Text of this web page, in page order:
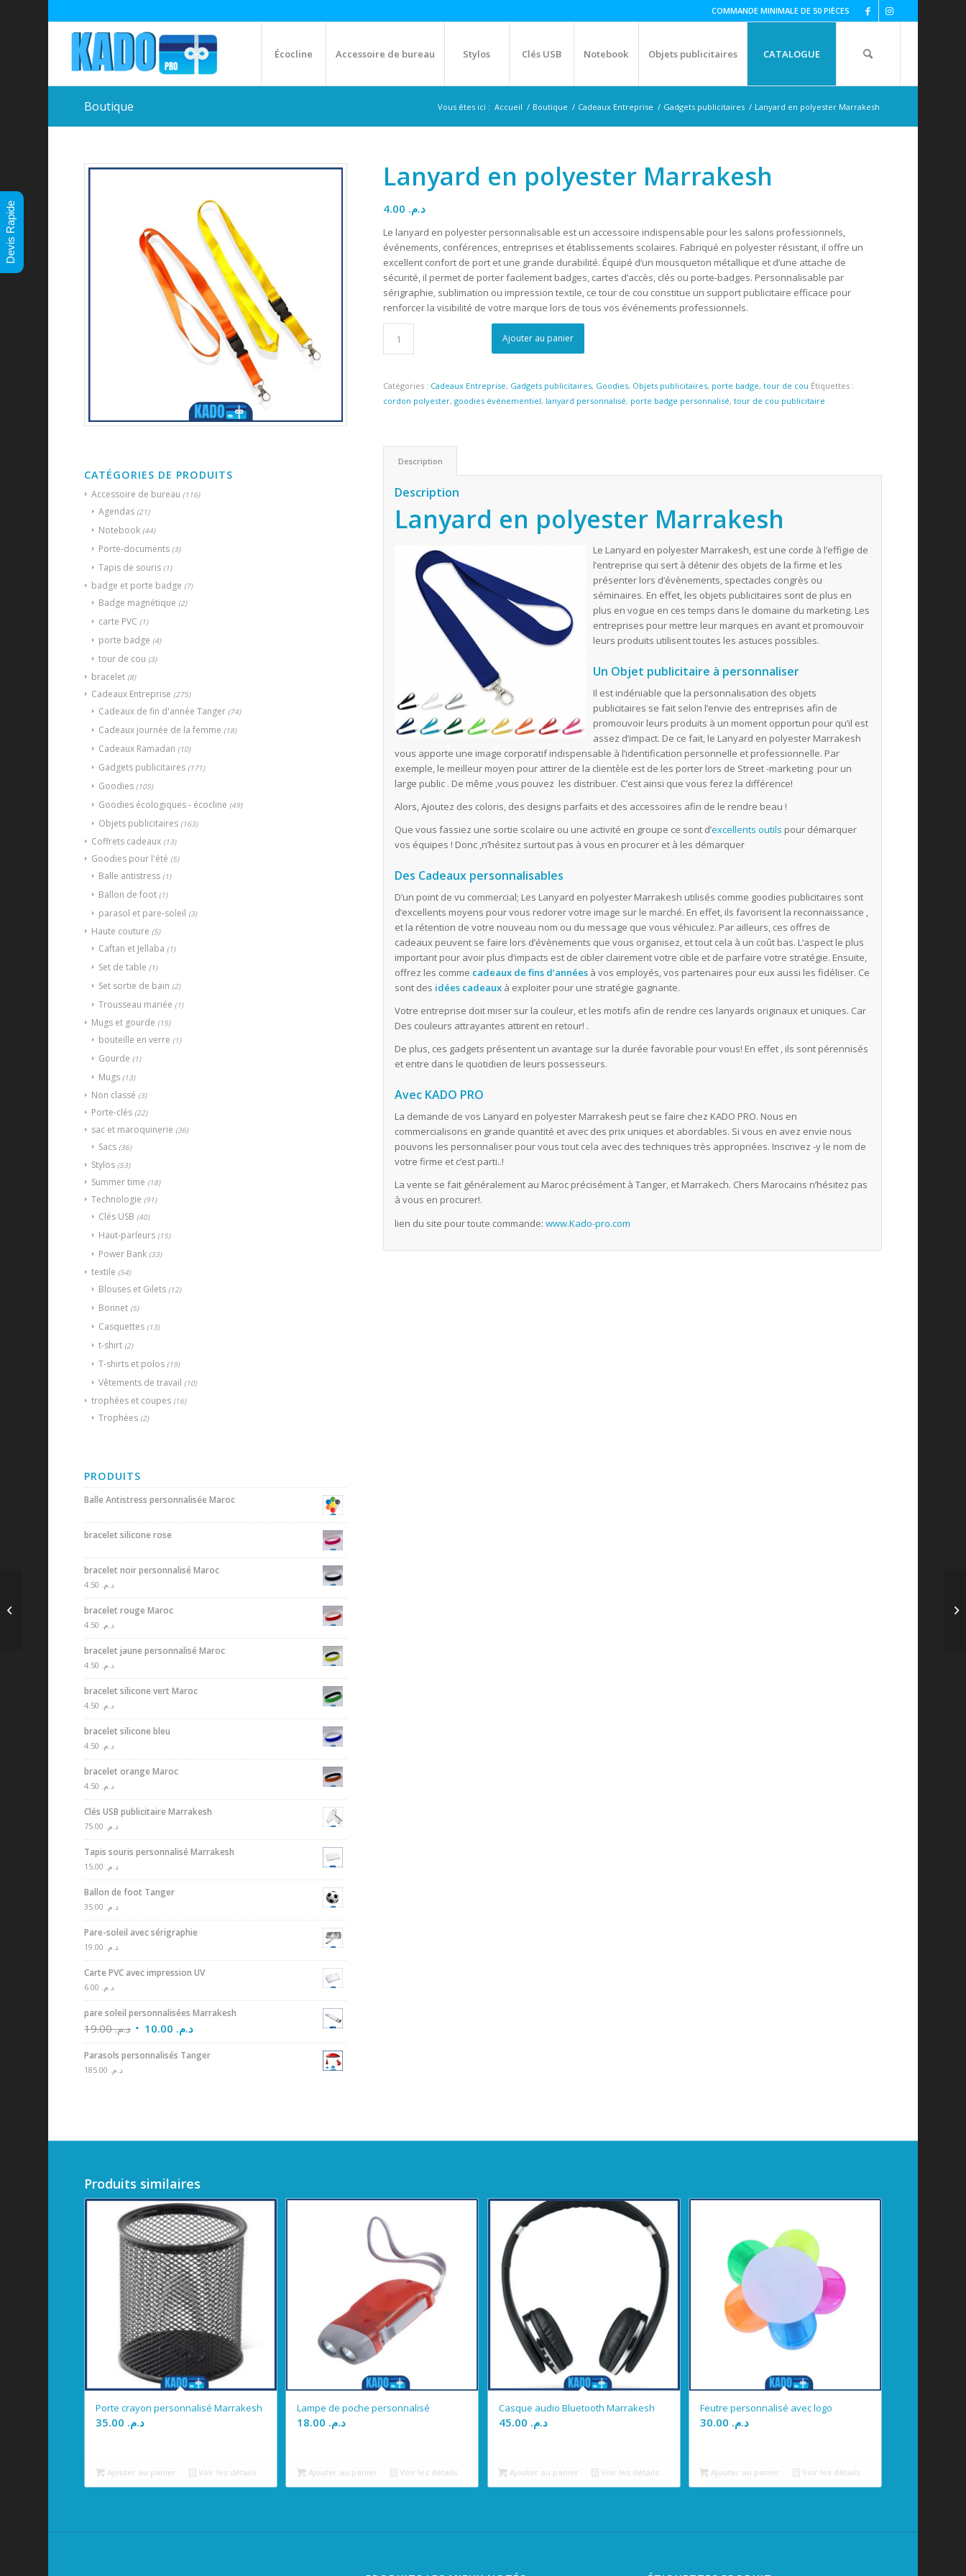
COMMANDE MINIMALE DE 50 PIÈCES
Écocline Accessoire de bureau Stylos Clés USB Notebook Objets publicitaires CATALOGUE
Boutique Vous êtes ici : Accueil / Boutique / Cadeaux Entreprise / Gadgets publicitaires / Lanyard en polyester Marrakesh
CATÉGORIES DE PRODUITS
Accessoire de bureau (116)
Agendas (21)
Notebook (44)
Porte-documents (3)
Tapis de souris (1)
badge et porte badge (7)
Badge magnétique (2)
carte PVC (1)
porte badge (4)
tour de cou (3)
bracelet (8)
Cadeaux Entreprise (275)
Cadeaux de fin d'année Tanger (74)
Cadeaux journée de la femme (18)
Cadeaux Ramadan (10)
Gadgets publicitaires (171)
Goodies (105)
Goodies écologiques - écocline (49)
Objets publicitaires (163)
Coffrets cadeaux (13)
Goodies pour l'été (5)
Balle antistress (1)
Ballon de foot (1)
parasol et pare-soleil (3)
Haute couture (5)
Caftan et Jellaba (1)
Set de table (1)
Set sortie de bain (2)
Trousseau mariée (1)
Mugs et gourde (15)
bouteille en verre (1)
Gourde (1)
Mugs (13)
Non classé (3)
Porte-clés (22)
sac et maroquinerie (36)
Sacs (36)
Stylos (53)
Summer time (18)
Technologie (91)
Clés USB (40)
Haut-parleurs (15)
Power Bank (33)
textile (54)
Blouses et Gilets (12)
Bonnet (5)
Casquettes (13)
t-shirt (2)
T-shirts et polos (19)
Vêtements de travail (10)
trophées et coupes (16)
Trophées (2)
PRODUITS
Balle Antistress personnalisée Maroc
bracelet silicone rose
bracelet noir personnalisé Maroc
د.م.
bracelet rouge Maroc
د.م.
bracelet jaune personnalisé Maroc
د.م.
bracelet silicone vert Maroc
د.م.
bracelet silicone bleu
د.م.
bracelet orange Maroc
د.م.
Clés USB publicitaire Marrakesh
د.م.
Tapis souris personnalisé Marrakesh
د.م.
Ballon de foot Tanger
د.م.
Pare-soleil avec sérigraphie
د.م.
Carte PVC avec impression UV
د.م.
pare soleil personnalisées Marrakesh
د.م.19.00 د.م.
Parasols personnalisés Tanger
د.م.
Lanyard en polyester Marrakesh
د.م.
Le lanyard en polyester personnalisable est un accessoire indispensable pour les salons professionnels,
événements, conférences, entreprises et établissements scolaires. Fabriqué en polyester résistant, il offre un
excellent confort de port et une grande durabilité. Équipé d’un mousqueton métallique et d’une attache de
sécurité, il permet de porter facilement badges, cartes d’accès, clés ou porte-badges. Personnalisable par
sérigraphie, sublimation ou impression textile, ce tour de cou constitue un support publicitaire efficace pour
renforcer la visibilité de votre marque lors de tous vos événements professionnels.
Ajouter au panier
Catégories : Cadeaux Entreprise, Gadgets publicitaires, Goodies, Objets publicitaires, porte badge,tour de cou Étiquettes :
cordon polyester,goodies événementiel, lanyard personnalisé, porte badge personnalisé,tour de cou publicitaire
Description
Description
Lanyard en polyester Marrakesh
Le Lanyard en polyester Marrakesh, est une corde à l’effigie de
l’entreprise qui sert à détenir des objets de la firme et les
présenter lors d’évènements, spectacles congrès ou
séminaires. En effet, les objets publicitaires sont de plus en
plus en vogue en ces temps dans le domaine du marketing. Les
entreprises pour mettre leur marques en avant et promouvoir
leurs produits utilisent toutes les astuces possibles.
Un Objet publicitaire à personnaliser
Il est indéniable que la personnalisation des objets
publicitaires se fait selon l’envie des entreprises afin de
promouvoir leurs produits à un moment opportun pour qu’il est
assez d’impact. De ce fait, le Lanyard en polyester Marrakesh
vous apporte une image corporatif indispensable à l’identification personnelle et professionnelle. Par
exemple, le meilleur moyen pour attirer de la clientèle est de les porter lors de Street -marketing pour un
large public . De même ,vous pouvez les distribuer. C’est ainsi que vous ferez la différence!
Alors, Ajoutez des coloris, des designs parfaits et des accessoires afin de le rendre beau !
Que vous fassiez une sortie scolaire ou une activité en groupe ce sont d’excellents outils pour démarquer
vos équipes ! Donc ,n’hésitez surtout pas à vous en procurer et à les démarquer
Des Cadeaux personnalisables
D’un point de vu commercial; Les Lanyard en polyester Marrakesh utilisés comme goodies publicitaires sont
d’excellents moyens pour vous redorer votre image sur le marché. En effet, ils favorisent la reconnaissance ,
et la rétention de votre nouveau nom ou du message que vous véhiculez. Par ailleurs, ces offres de
cadeaux peuvent se faire lors d’évènements que vous organisez, et tout cela à un coût bas. L’aspect le plus
important pour avoir plus d’impacts est de cibler clairement votre cible et de parfaire votre stratégie. Ensuite,
offrez les comme cadeaux de fins d’années à vos employés, vos partenaires pour eux aussi les fidéliser. Ce
sont des idées cadeaux à exploiter pour une stratégie gagnante.
Votre entreprise doit miser sur la couleur, et les motifs afin de rendre ces lanyards originaux et uniques. Car
Des couleurs attrayantes attirent en retour! .
De plus, ces gadgets présentent un avantage sur la durée favorable pour vous! En effet , ils sont pérennisés
et entre dans le quotidien de leurs possesseurs.
Avec KADO PRO
La demande de vos Lanyard en polyester Marrakesh peut se faire chez KADO PRO. Nous en
commercialisons en grande quantité et avec des prix uniques et abordables. Si vous en avez envie nous
pouvons les personnaliser pour vous tout cela avec des techniques très appropriées. Inscrivez -y le nom de
votre firme et c’est parti..!
La vente se fait généralement au Maroc précisément à Tanger, et Marrakech. Chers Marocains n’hésitez pas
à vous en procurer!.
lien du site pour toute commande:www.Kado-pro.com
Produits similaires
Porte crayon personnalisé Marrakesh
د.م.
Ajouter au panier Voir les détails
Lampe de poche personnalisé
د.م.
Ajouter au panier Voir les détails
Casque audio Bluetooth Marrakesh
د.م.
Ajouter au panier Voir les détails
Feutre personnalisé avec logo
د.م.
Ajouter au panier Voir les détails
personnalisable –
Gravure Laser-
Devis Rapide